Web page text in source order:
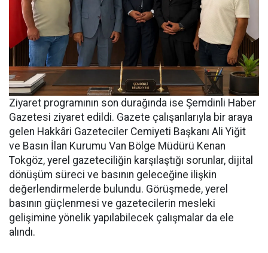
Ziyaret programının son durağında ise Şemdinli Haber
Gazetesi ziyaret edildi. Gazete çalışanlarıyla bir araya
gelen Hakkâri Gazeteciler Cemiyeti Başkanı Ali Yiğit
ve Basın İlan Kurumu Van Bölge Müdürü Kenan
Tokgöz, yerel gazeteciliğin karşılaştığı sorunlar, dijital
dönüşüm süreci ve basının geleceğine ilişkin
değerlendirmelerde bulundu. Görüşmede, yerel
basının güçlenmesi ve gazetecilerin mesleki
gelişimine yönelik yapılabilecek çalışmalar da ele
alındı.